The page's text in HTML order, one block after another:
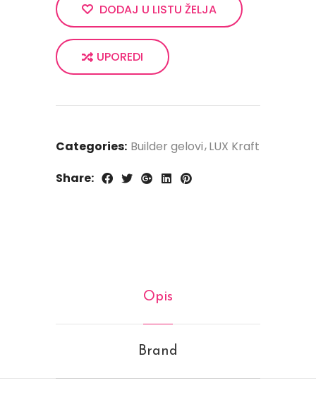
DODAJ U LISTU ŽELJA
UPOREDI
Categories: Builder gelovi LUX Kraft
Share:
Opis
Brand